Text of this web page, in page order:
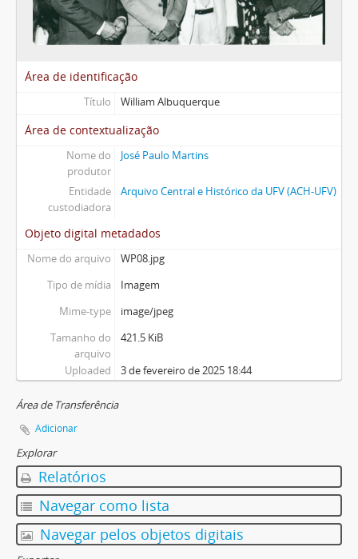
Área de identificação
Título William Albuquerque
Área de contextualização
Nome do
produtor
José Paulo Martins
Entidade
custodiadora
Arquivo Central e Histórico da UFV (ACH-UFV)
Objeto digital metadados
Nome do arquivo
WP08.jpg
Tipo de mídia
Imagem
Mime-type
image/jpeg
Tamanho do
arquivo
421.5 KiB
Uploaded 3 de fevereiro de 2025 18:44
Área de Transferência
Adicionar
Explorar
Relatórios
Navegar como lista
Navegar pelos objetos digitais